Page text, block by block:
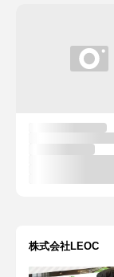
株式会社LEOC